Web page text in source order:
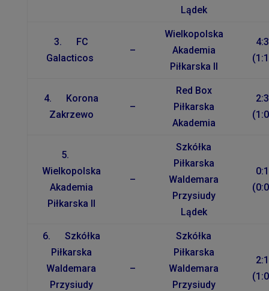
Lądek
3. FC
Galacticos
–
Wielkopolska
Akademia
Piłkarska II
4:3
4. Korona
Zakrzewo
–
Red Box
Piłkarska
Akademia
2:3
5.
Wielkopolska
Akademia
Piłkarska II
–
Szkółka
Piłkarska
Waldemara
Przysiudy
Lądek
0:1
6. Szkółka
Piłkarska
Waldemara
Przysiudy
–
Szkółka
Piłkarska
Waldemara
Przysiudy
2:1